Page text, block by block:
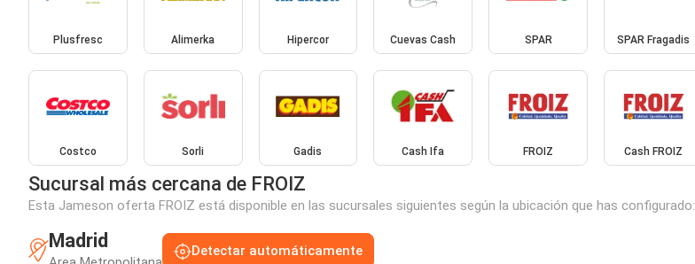
Plusfresc Alimerka Hipercor Cuevas Cash SPAR SPAR Fragadis
Costco Sorli Gadis Cash Ifa FROIZ Cash FROIZ
Sucursal más cercana de FROIZ
Esta Jameson oferta FROIZ está disponible en las sucursales siguientes según la ubicación que has configurado:
Madrid Detectar automáticamente